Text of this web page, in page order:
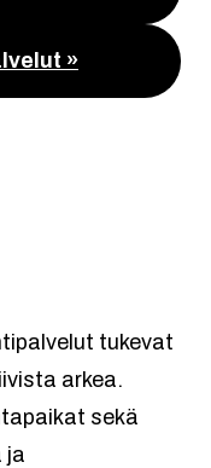
»
tukevat
arkea.
sekä
ja